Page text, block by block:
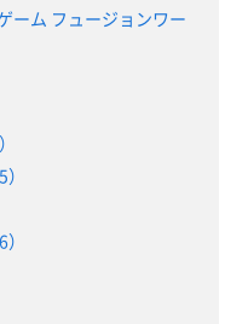
ーム フュージョンワー